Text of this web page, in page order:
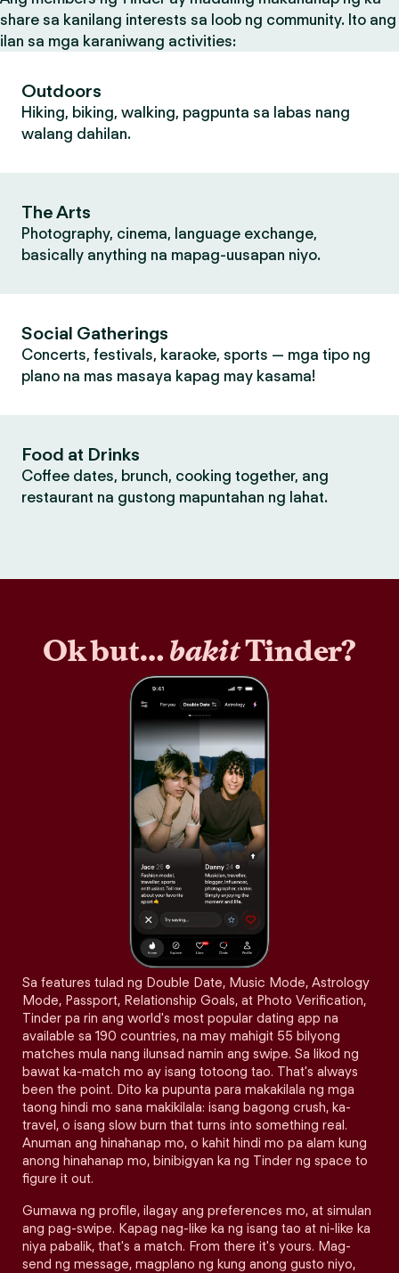
share sa kanilang interests sa loob ng community. Ito ang
ilan sa mga karaniwang activities:
Outdoors
Hiking, biking, walking, pagpunta sa labas nang
walang dahilan.
The Arts
Photography, cinema, language exchange,
basically anything na mapag-uusapan niyo.
Social Gatherings
Concerts, festivals, karaoke, sports — mga tipo ng
plano na mas masaya kapag may kasama!
Food at Drinks
Coffee dates, brunch, cooking together, ang
restaurant na gustong mapuntahan ng lahat.
Ok but…bakitTinder?
Sa features tulad ng Double Date, Music Mode, Astrology
Mode, Passport, Relationship Goals, at Photo Verification,
Tinder pa rin ang world's most popular dating app na
available sa 190 countries, na may mahigit 55 bilyong
matches mula nang ilunsad namin ang swipe. Sa likod ng
bawat ka-match mo ay isang totoong tao. That's always
been the point. Dito ka pupunta para makakilala ng mga
taong hindi mo sana makikilala: isang bagong crush, ka-
travel, o isang slow burn that turns into something real.
Anuman ang hinahanap mo, o kahit hindi mo pa alam kung
anong hinahanap mo, binibigyan ka ng Tinder ng space to
figure it out.
Gumawa ng profile, ilagay ang preferences mo, at simulan
ang pag-swipe. Kapag nag-like ka ng isang tao at ni-like ka
niya pabalik, that's a match. From there it's yours. Mag-
send ng message, magplano ng kung anong gusto niyo,